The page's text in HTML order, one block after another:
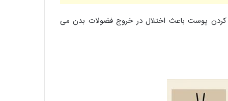
پوست باعث اختلال در خروج فضولات بدن می
سالروز ولادت امام محمد تقی عليه السلام